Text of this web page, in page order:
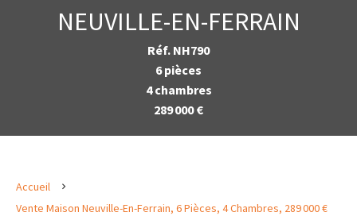
NEUVILLE-EN-FERRAIN
Réf. NH790
6 pièces
4 chambres
289 000 €
Accueil
Vente Maison Neuville-En-Ferrain, 6 Pièces, 4 Chambres, 289 000 €